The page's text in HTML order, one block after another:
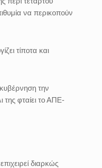
να περικοπούν
τίποτα και
την
φταίει το ΑΠΕ-
διαρκώς